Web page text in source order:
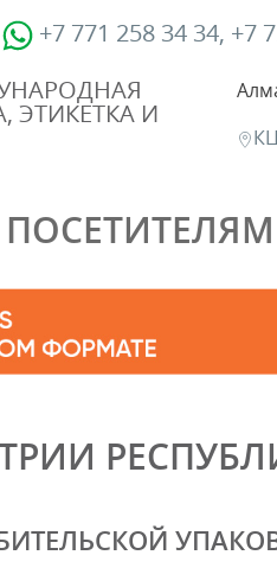
+7 771 258 34 34, +7
ЭТИКЕТКА И
ПОСЕТИТЕЛЯМ